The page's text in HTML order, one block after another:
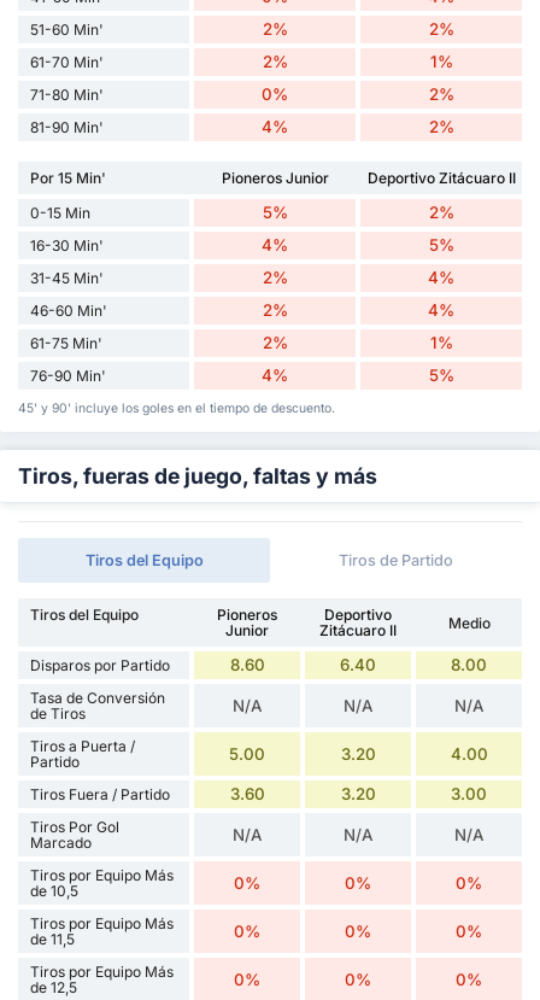
51-60 Min' 2% 2%
61-70 Min' 2% 1%
71-80 Min' 0% 2%
81-90 Min' 4% 2%
Por 15 Min' Pioneros Junior
Deportivo Zitácuaro II
0-15 Min
5% 2%
16-30 Min' 4% 5%
31-45 Min' 2% 4%
46-60 Min' 2% 4%
61-75 Min' 2% 1%
76-90 Min' 4% 5%
45' y 90' incluye los goles en el tiempo de descuento.
Tiros, fueras de juego, faltas y más
Tiros del Equipo Tiros de Partido
Tiros del Equipo
Pioneros
Junior
Deportivo
Zitácuaro II
Medio
Disparos por Partido 8.60 6.40 8.00
Tasa de Conversión
de Tiros
N/A N/A N/A
Tiros a Puerta /
Partido
5.00 3.20 4.00
Tiros Fuera / Partido 3.60 3.20 3.00
Tiros Por Gol
Marcado
N/A N/A N/A
Tiros por Equipo Más
de 10,5
0% 0% 0%
Tiros por Equipo Más
de 11,5
0% 0% 0%
Tiros por Equipo Más
de 12,5
0% 0% 0%